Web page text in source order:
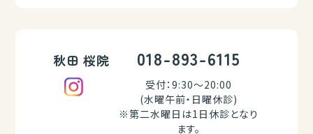
秋田 桜院 018-893-6115
受付：9:30～20:00
(水曜午前・日曜休診)
※第二水曜日は1日休診となり
ます。